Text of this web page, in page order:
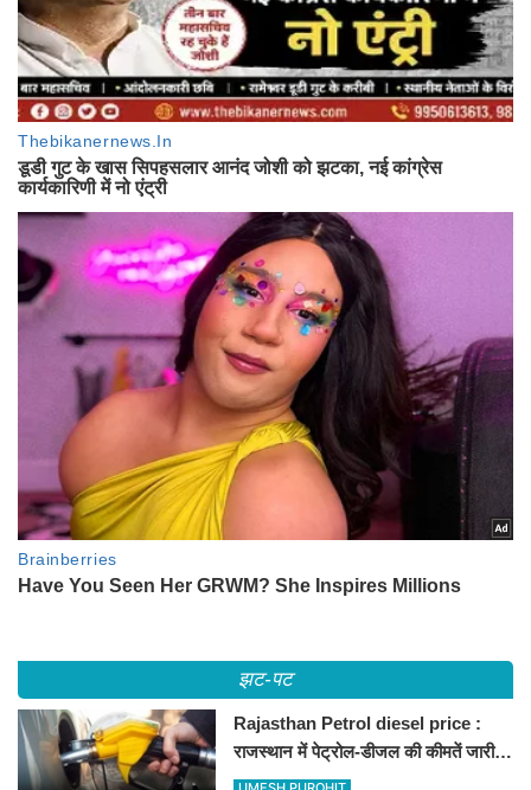
झट-पट
Rajasthan Petrol diesel price :
राजस्थान में पेट्रोल-डीजल की कीमतें जारी,
जानिए बीकानेर समेत पुरे प्रदेश में नए रेट